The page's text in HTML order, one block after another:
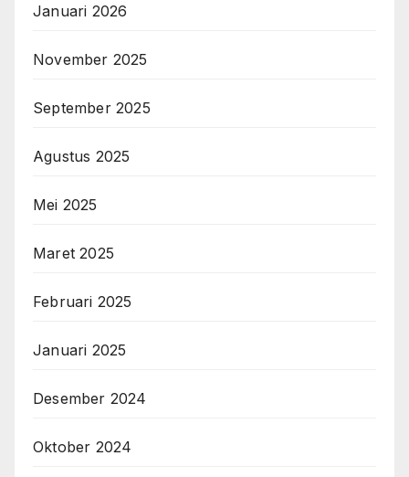
Januari 2026
November 2025
September 2025
Agustus 2025
Mei 2025
Maret 2025
Februari 2025
Januari 2025
Desember 2024
Oktober 2024